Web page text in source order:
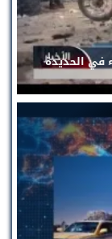
في الحديدة